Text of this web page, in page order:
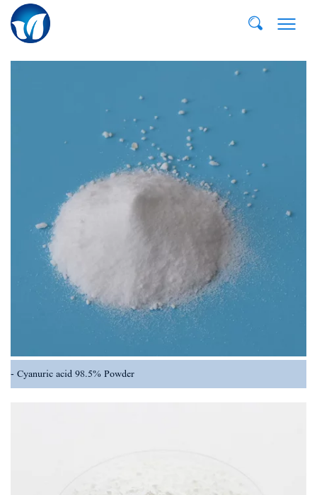
E-MAIL: +86-532-85807910
Cyanuric acid 98.5% Powder